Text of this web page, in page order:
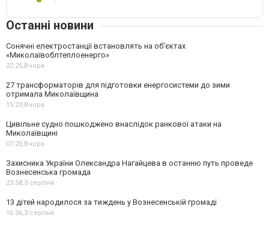
Останні новини
Сонячні електростанції встановлять на об'єктах
«Миколаївоблтеплоенерго»
22:25,Вчора
27 трансформаторів для підготовки енергосистеми до зими
отримала Миколаївщина
15:23,Вчора
Цивільне судно пошкоджено внаслідок ранкової атаки на
Миколаївщині
07:20,Вчора
Захисника України Олександра Нагайцева в останню путь проведе
Вознесенська громада
23:58,3 серпня
13 дітей народилося за тиждень у Вознесенській громаді
16:56,3 серпня